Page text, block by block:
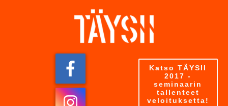
Katso TÄYSII
2017 -
seminaarin
tallenteet
veloituksetta!